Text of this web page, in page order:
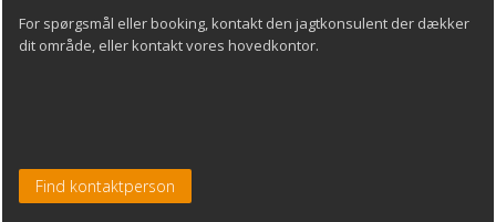
For spørgsmål eller booking, kontakt den jagtkonsulent der dækker
dit område, eller kontakt vores hovedkontor.
Find kontaktperson